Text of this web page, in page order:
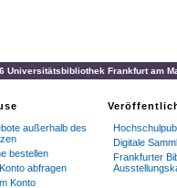
Universitätsbibliothek Frankfurt am
außerhalb des
bestellen
abfragen
Konto
Digitale
Frankfurter